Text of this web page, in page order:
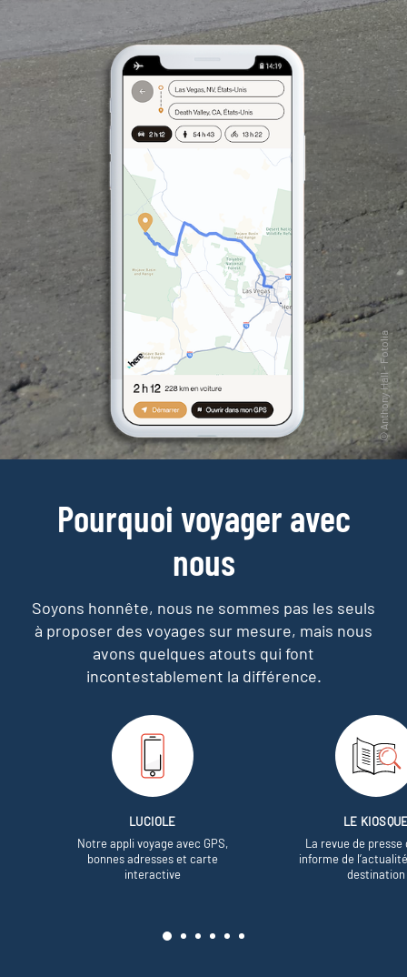
Pourquoi voyager avec
nous
Soyons honnête, nous ne sommes pas les seuls
à proposer des voyages sur mesure, mais nous
avons quelques atouts qui font
incontestablement la différence.
LUCIOLE
Notre appli voyage avec GPS,
bonnes adresses et carte
interactive
LE
La revue de presse
informe de
destination